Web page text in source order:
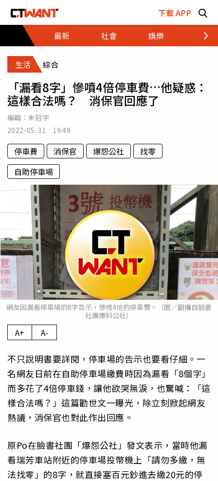
下載 APP
最新
社會 娛樂 財經
生活 綜合
「漏看8字」慘噴4倍停車費…他疑惑：
這樣合法嗎？ 消保官回應了
編輯： 朱冠宇
2022-05-31 19:49
停車費 消保官 爆怨公社
找零
自助停車場
網友因漏看停車場的8字告示，慘噴4倍的停車費。（圖／翻攝自臉書
社團爆料公社）
A+ A-
不只說明書要詳閱，停車場的告示也要看仔細。一
名網友日前在自助停車場繳費時因為漏看「8個字」
而多花了4倍停車錢，讓他欲哭無淚，也驚喊：「這
樣合法嗎？」這篇勸世文一曝光，除立刻掀起網友
熱議，消保官也對此作出回應。
原Po在臉書社團「爆怨公社」發文表示，當時他漏
看瑞芳車站附近的停車場投幣機上「請勿多繳，無
法找零」的8字，就直接塞百元鈔進去繳20元的停